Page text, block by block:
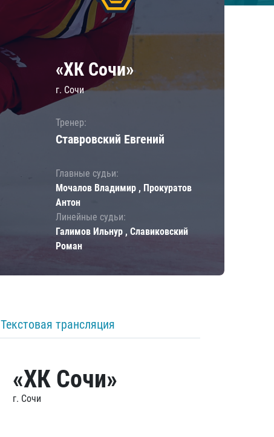
«ХК Сочи»
г. Сочи
Тренер:
Ставровский Евгений
Главные судьи:
Мочалов Владимир , Прокуратов
Антон
Линейные судьи:
Галимов Ильнур , Славиковский
Роман
Текстовая трансляция
«ХК Сочи»
г. Сочи